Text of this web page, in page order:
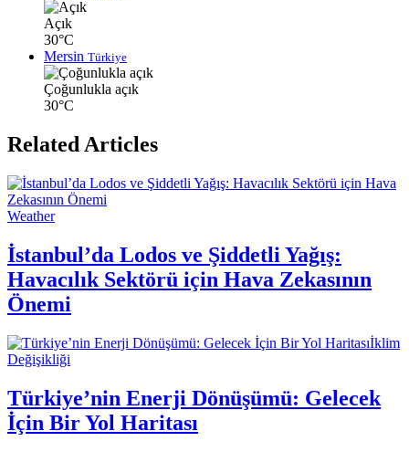
Açık
30°C
Mersin Türkiye
Çoğunlukla açık
30°C
Related Articles
Weather
İstanbul’da Lodos ve Şiddetli Yağış:
Havacılık Sektörü için Hava Zekasının
Önemi
İklim
Değişikliği
Türkiye’nin Enerji Dönüşümü: Gelecek
İçin Bir Yol Haritası